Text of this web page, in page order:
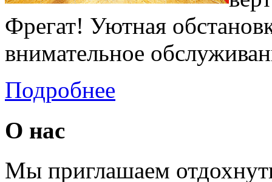
Фрегат! Уютная
внимательное
Подробнее
О нас
Мы приглашаем